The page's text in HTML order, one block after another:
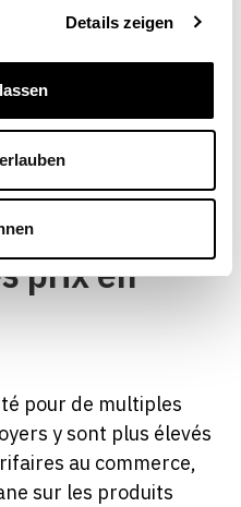
Details zeigen
les
sur le départ de
concurrent direct et
sensibles, des secrets
étroites avec la
des […]
l’État
prix en
pour de multiples
y sont plus élevés
au commerce,
sur les produits